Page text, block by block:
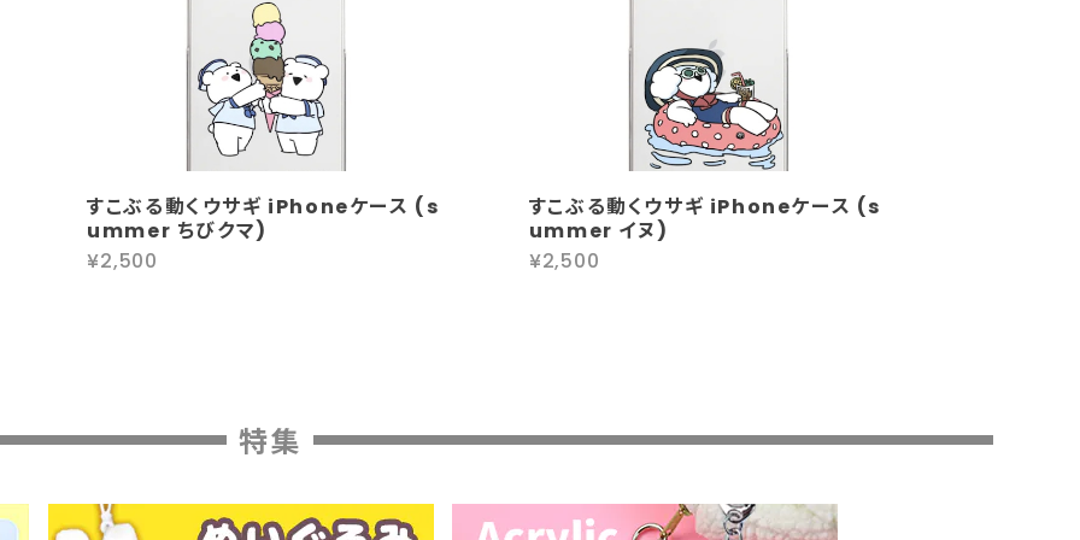
すこぶる動くウサギ iPhoneケース (s
ummer ちびクマ)
¥2,500
すこぶる動くウサギ iPhoneケース (s
ummer イヌ)
¥2,500
特集